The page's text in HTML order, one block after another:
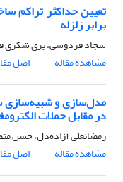
تعیین حداکثر تراکم
برابر زلزله
سجاد فردوسی، پری شکری
مشاهده مقاله
اصل
مدل‌سازی و شبیه‌سازی
در مقابل حملات
رمضانعلی آزاده‌دل، حسن
مشاهده مقاله
اصل